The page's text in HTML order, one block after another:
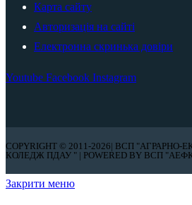
Карта сайту
Авторизація на сайті
Електронна скринька довіри
Youtube Facebook Instagram
COPYRIGHT © 2011-2026| ВСП
КОЛЕДЖ ПДАУ " | POWERED BY ВСП
Закрити меню